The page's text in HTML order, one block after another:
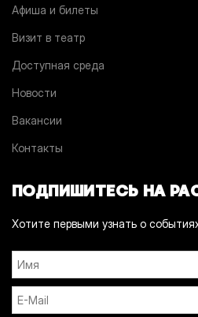
Афиша и билеты
Визит в театр
Доступная среда
Новости
Вакансии
Контакты
ПОДПИШИТЕСЬ НА
Хотите первыми узнать о